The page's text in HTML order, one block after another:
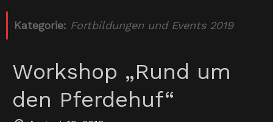
Kategorie: Fortbildungen und Events 2019
Workshop „Rund um
den Pferdehuf“